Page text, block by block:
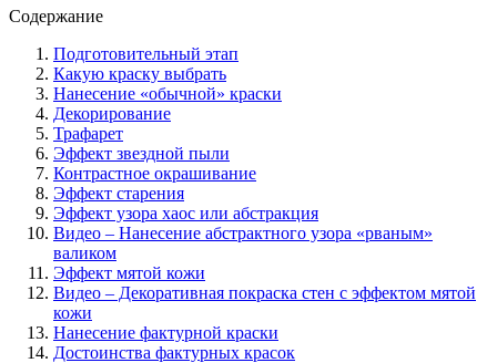
Содержание
Подготовительный этап
Какую краску выбрать
Нанесение «обычной» краски
Декорирование
Трафарет
Эффект звездной пыли
Контрастное окрашивание
Эффект старения
Эффект узора хаос или абстракция
Видео – Нанесение абстрактного узора «рваным»
валиком
Эффект мятой кожи
Видео – Декоративная покраска стен с эффектом мятой
кожи
Нанесение фактурной краски
Достоинства фактурных красок